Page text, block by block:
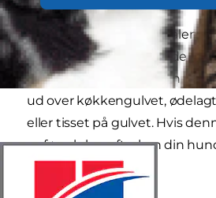
Du efterlader din hund alene i
minutter, mens du er ude og
kommer tilbage, har den
ud over køkkengulvet,
eller tisset på gulvet. Hvis
opførsel sker ofte, kan din
separationsangst.